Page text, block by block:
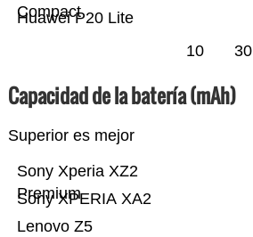
Huawei P20 Lite
Compact
10 30
Capacidad de la batería (mAh)
Superior es mejor
Lenovo Z5
Sony XPERIA XA2
Sony Xperia XZ2
Premium